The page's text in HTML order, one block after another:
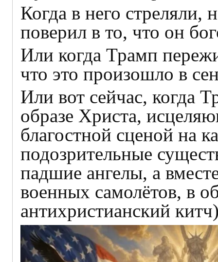
Когда в него стреляли,
поверил в то, что он
Или когда Трамп
что это произошло в
Или вот сейчас, когда
образе Христа,
благостной сценой на
подозрительные
падшие ангелы, а
военных самолётов, в
антихристианский